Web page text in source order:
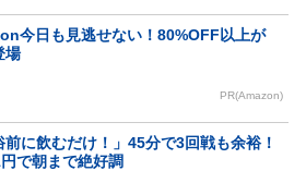
今日も見逃せない！80%OFF以上が
場
PR(Amazon)
前に飲むだけ！」45分で3回戦も余裕！
で朝まで絶好調